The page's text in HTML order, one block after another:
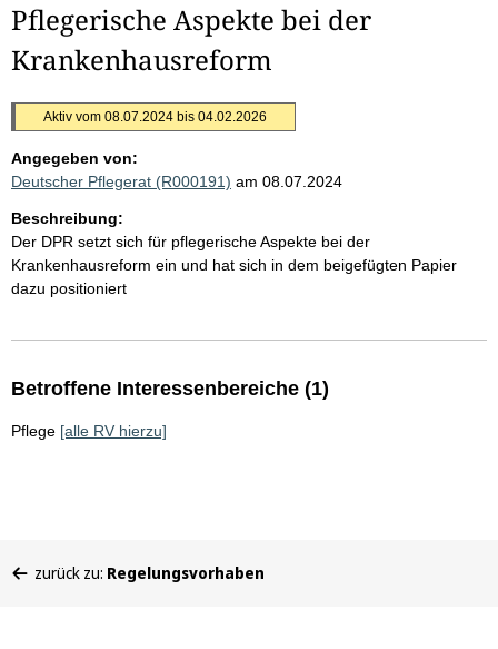
Pflegerische Aspekte bei der
Krankenhausreform
Aktiv vom 08.07.2024 bis 04.02.2026
Angegeben von:
Deutscher Pflegerat (R000191) am 08.07.2024
Beschreibung:
Der DPR setzt sich für pflegerische Aspekte bei der
Krankenhausreform ein und hat sich in dem beigefügten Papier
dazu positioniert
Betroffene Interessenbereiche (1)
Pflege [alle RV hierzu]
befinden
zurück zu: Regelungsvorhaben